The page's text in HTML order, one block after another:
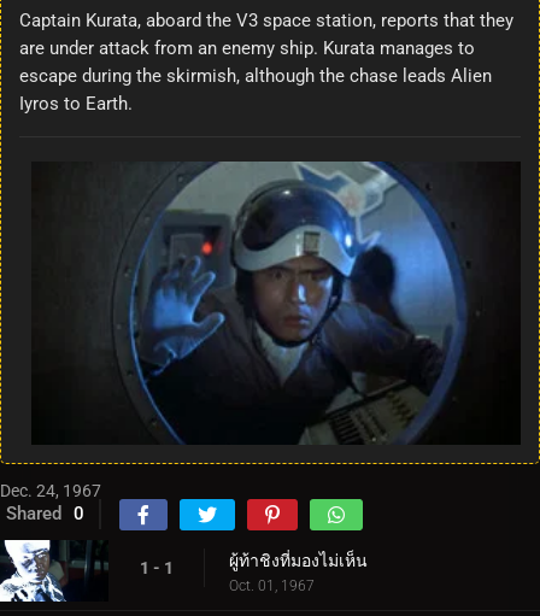
Captain Kurata, aboard the V3 space station, reports that they
are under attack from an enemy ship. Kurata manages to
escape during the skirmish, although the chase leads Alien
Iyros to Earth.
Dec. 24, 1967
Shared 0
1 - 1 ผู้ท้าชิงที่มองไม่เห็น
Oct. 01, 1967